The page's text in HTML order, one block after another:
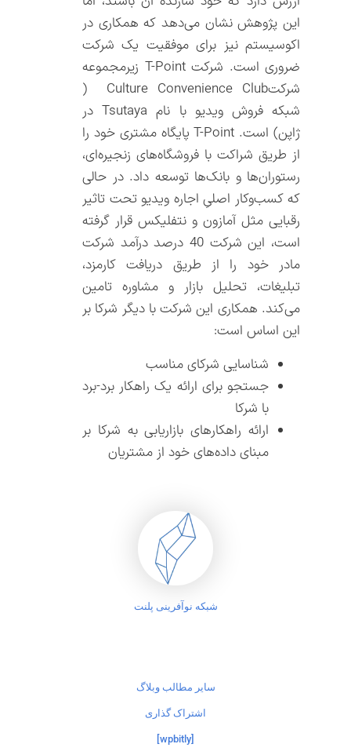
این پژوهش نشان می‌دهد که همکاری در
اکوسیستم نیز برای موفقیت یک شرکت
ضروری است. شرکت T-Point زیرمجموعه
شرکتCulture Convenience Club (
شبکه فروش ویدیو با نام Tsutaya در
ژاپن) است. T-Point پایگاه مشتری خود را
از طریق شراکت با فروشگاه‌های زنجیره‌ای،
رستوران‌ها و بانک‌ها توسعه داد. در حالی
که کسب‌وکار اصلیِ اجاره ویدیو تحت تاثیر
رقبایی مثل آمازون و نتفلیکس قرار گرفته
است، این شرکت 40 درصد درآمد شرکت
مادر خود را از طریق دریافت کارمزد،
تبلیغات، تحلیل بازار و مشاوره تامین
می‌کند. همکاری این شرکت با دیگر شرکا بر
این اساس است:
شناسایی شرکای مناسب
جستجو برای ارائه یک راهکار برد-برد
با شرکا
ارائه راهکارهای بازاریابی به شرکا بر
مبنای داده‌های خود از مشتریان
شبکه نوآفرینی پلنت
سایر مطالب وبلاگ
اشتراک گذاری
[wpbitly]